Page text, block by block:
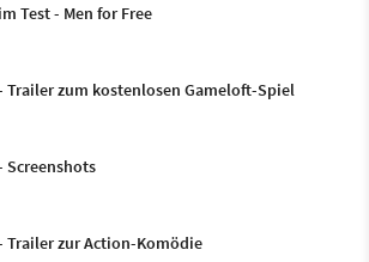
Test - Men for Free
Trailer zum kostenlosen Gameloft-Spiel
Screenshots
Trailer zur Action-Komödie